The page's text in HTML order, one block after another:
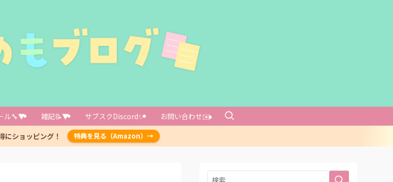
ル🔧▼ 雑記📝▼ サブスクDiscord✨️
お問い合わせ✉️
ショッピング！
特典を見る（Amazon）→